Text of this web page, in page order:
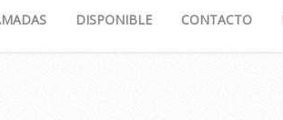
DISPONIBLE CONTACTO